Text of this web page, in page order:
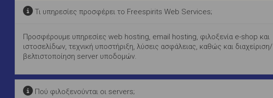
Τι υπηρεσίες προσφέρει το Freespirits Web Services;
Προσφέρουμε υπηρεσίες web hosting, email hosting, φιλοξενία e-shop και
ιστοσελίδων, τεχνική υποστήριξη, λύσεις ασφάλειας, καθώς και διαχείριση/
βελτιστοποίηση server υποδομών.
Πού φιλοξενούνται οι servers;